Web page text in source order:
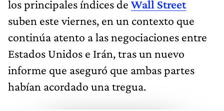
los principales índices de Wall Street
suben este viernes, en un contexto que
continúa atento a las negociaciones entre
Estados Unidos e Irán, tras un nuevo
informe que aseguró que ambas partes
habían acordado una tregua.